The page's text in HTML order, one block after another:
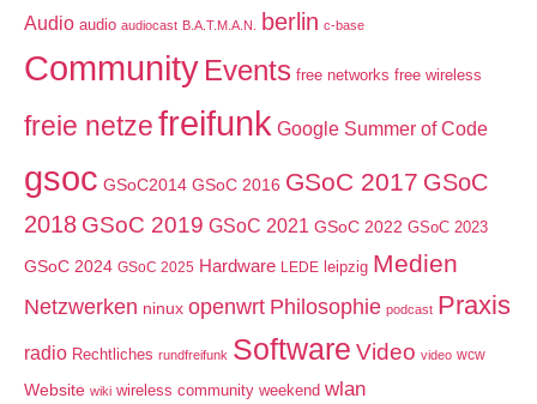
Audio audio audiocast B.A.T.M.A.N. berlin c-base
Community Events free networks free wireless
freie netzefreifunk Google Summer of Code
gsoc GSoC2014 GSoC 2016 GSoC 2017 GSoC
2018 GSoC 2019 GSoC 2021 GSoC 2022 GSoC 2023
GSoC 2024 GSoC 2025 Hardware LEDE leipzig Medien
Netzwerken ninux openwrt Philosophie podcast Praxis
radio Rechtliches rundfreifunk Software Video video wcw
Website wiki wireless community weekend wlan